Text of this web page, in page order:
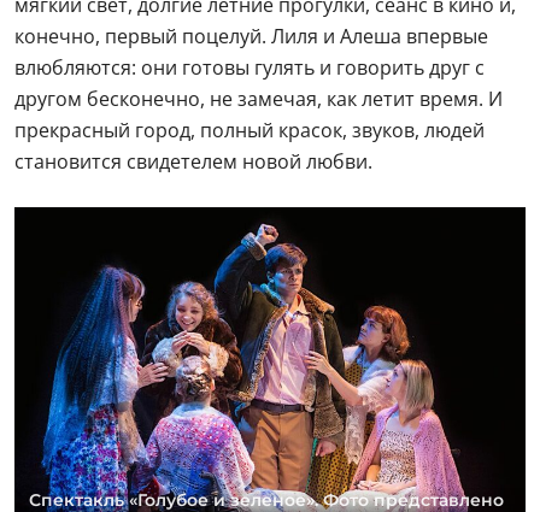
конечно, первый поцелуй. Лиля и Алеша впервые
влюбляются: они готовы гулять и говорить друг с
другом бесконечно, не замечая, как летит время. И
прекрасный город, полный красок, звуков, людей
становится свидетелем новой любви.
Спектакль «Голубое и зеленое». Фото представлено